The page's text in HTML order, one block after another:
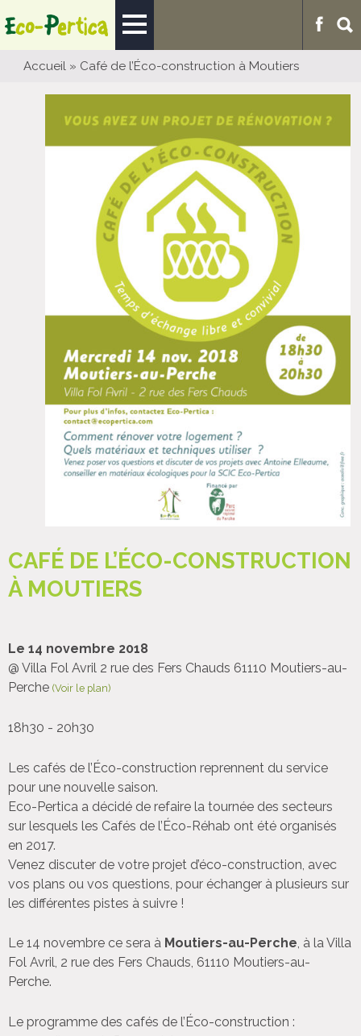
Accueil » Café de l’Éco-construction à Moutiers
CAFÉ DE L’ÉCO-CONSTRUCTION
À MOUTIERS
Le 14 novembre 2018
@ Villa Fol Avril 2 rue des Fers Chauds 61110 Moutiers-au-
Perche (Voir le plan)
18h30 - 20h30
Les cafés de l’Éco-construction reprennent du service
pour une nouvelle saison.
Eco-Pertica a décidé de refaire la tournée des secteurs
sur lesquels les Cafés de l’Éco-Réhab ont été organisés
en 2017.
Venez discuter de votre projet d’éco-construction, avec
vos plans ou vos questions, pour échanger à plusieurs sur
les différentes pistes à suivre !
Le 14 novembre ce sera à Moutiers-au-Perche, à la Villa
Fol Avril, 2 rue des Fers Chauds, 61110 Moutiers-au-
Perche.
Le programme des cafés de l’Éco-construction :